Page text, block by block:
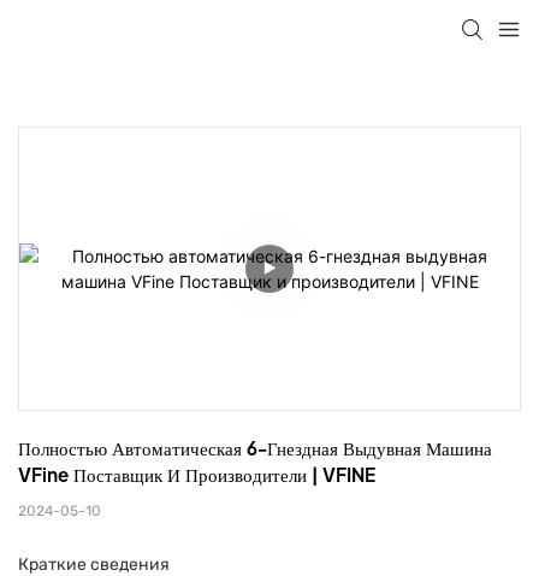
Полностью Автоматическая 6-Гнездная Выдувная Машина
VFine Поставщик И Производители | VFINE
2024-05-10
Краткие сведения